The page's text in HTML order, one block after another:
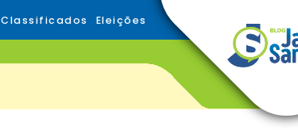
Classificados Eleições